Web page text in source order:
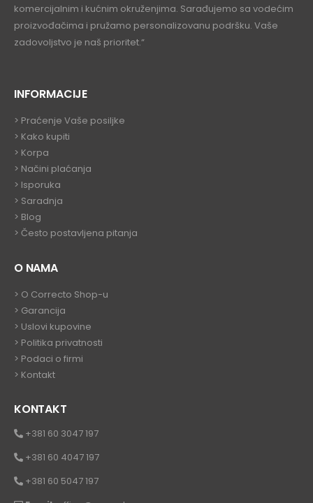
komercijalnim i kućnim okruženjima. Sarađujemo sa vodećim
proizvođačima i pružamo personalizovanu podršku. Vaše
zadovoljstvo je naš prioritet.“
INFORMACIJE
> Praćenje Vaše posiljke
> Kako kupiti
> Korpa
> Načini plaćanja
> Isporuka
> Saradnja
> Blog
> Često postavljena pitanja
O NAMA
> O Correcto Shop-u
> Garancija
> Uslovi kupovine
> Politika privatnosti
> Podaci o firmi
> Kontakt
KONTAKT
+381 60 3047 197
+381 60 4047 197
+381 60 5047 197